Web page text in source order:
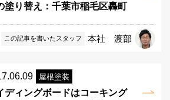
塗り替え：千葉市稲毛区轟町
この記事を書いたスタッフ 本社 渡部
屋根塗装
ディングボードはコーキング